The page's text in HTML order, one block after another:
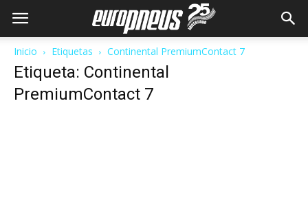
Inicio Etiquetas Continental PremiumContact 7
Etiqueta: Continental
PremiumContact 7